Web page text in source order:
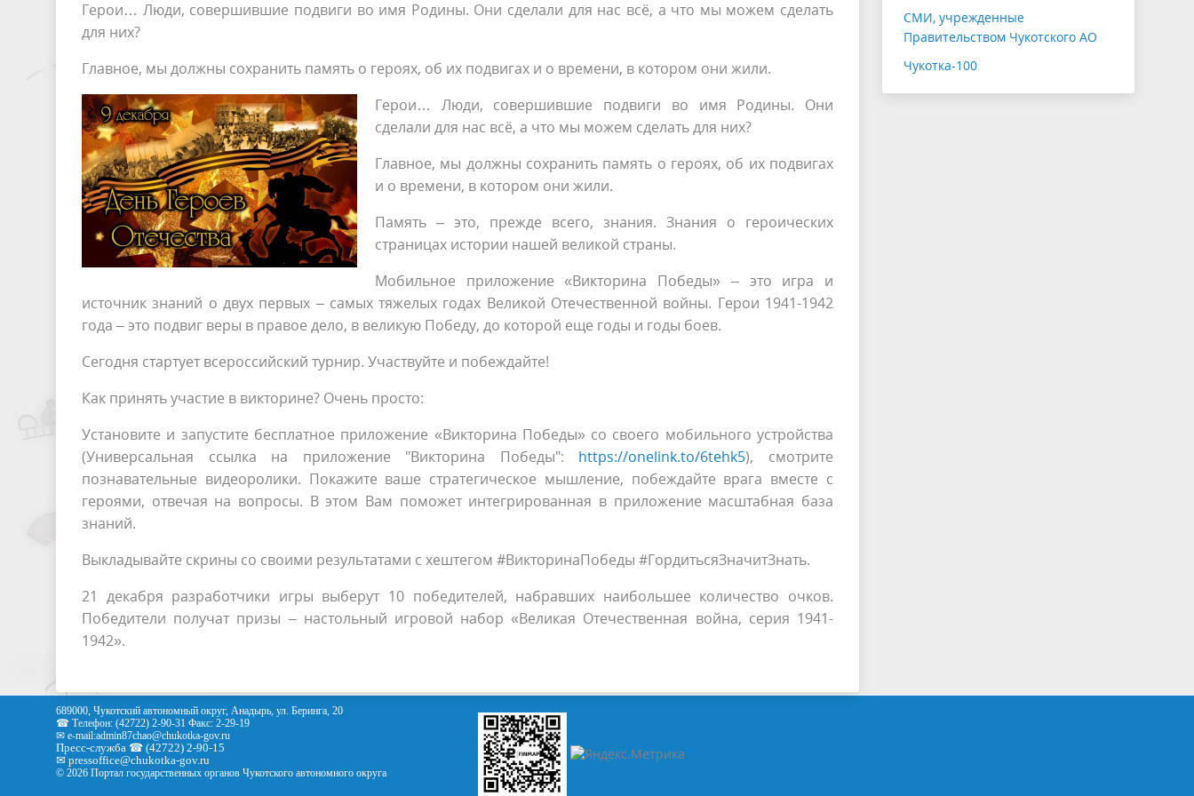
Герои… Люди, совершившие подвиги во имя Родины. Они сделали для нас всё, а что мы можем сделать
для них?
Главное, мы должны сохранить память о героях, об их подвигах и о времени, в котором они жили.
Герои… Люди, совершившие подвиги во имя Родины. Они
сделали для нас всё, а что мы можем сделать для них?
Главное, мы должны сохранить память о героях, об их подвигах
и о времени, в котором они жили.
Память – это, прежде всего, знания. Знания о героических
страницах истории нашей великой страны.
Мобильное приложение «Викторина Победы» – это игра и
источник знаний о двух первых – самых тяжелых годах Великой Отечественной войны. Герои 1941-1942
года – это подвиг веры в правое дело, в великую Победу, до которой еще годы и годы боев.
Сегодня стартует всероссийский турнир. Участвуйте и побеждайте!
Как принять участие в викторине? Очень просто:
Установите и запустите бесплатное приложение «Викторина Победы» со своего мобильного устройства
(Универсальная ссылка на приложение "Викторина Победы": https://onelink.to/6tehk5), смотрите
познавательные видеоролики. Покажите ваше стратегическое мышление, побеждайте врага вместе с
героями, отвечая на вопросы. В этом Вам поможет интегрированная в приложение масштабная база
знаний.
Выкладывайте скрины со своими результатами с хештегом #ВикторинаПобеды #ГордитьсяЗначитЗнать.
21 декабря разработчики игры выберут 10 победителей, набравших наибольшее количество очков.
Победители получат призы – настольный игровой набор «Великая Отечественная война, серия 1941-
1942».
СМИ, учрежденные
Правительством Чукотского АО
Чукотка-100
689000, Чукотский автономный округ, Анадырь, ул. Беринга, 20
☎ Телефон: (42722) 2-90-31 Факс: 2-29-19
✉ e-mail:admin87chao@chukotka-gov.ru
Пресс-служба ☎ (42722) 2-90-15
✉ pressoffice@chukotka-gov.ru
© 2026 Портал государственных органов Чукотского автономного округа